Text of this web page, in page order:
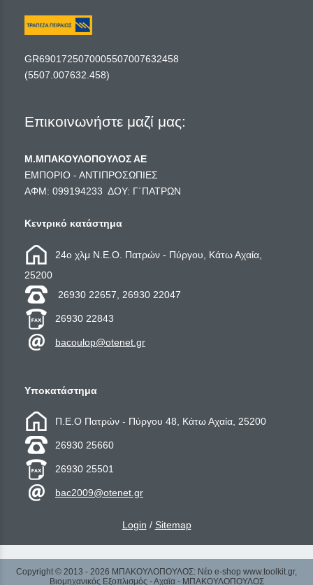
GR6901725070005507007632458
(5507.007632.458)
Επικοινωνήστε μαζί μας:
Μ.ΜΠΑΚΟΥΛΟΠΟΥΛΟΣ ΑΕ
ΕΜΠΟΡΙΟ - ΑΝΤΙΠΡΟΣΩΠΙΕΣ
ΑΦΜ: 099194233 ΔΟΥ: Γ΄ΠΑΤΡΩΝ
Κεντρικό κατάστημα
24ο χλμ Ν.Ε.Ο. Πατρών - Πύργου, Κάτω Αχαία,
25200
26930 22657, 26930 22047
26930 22843
bacoulop@otenet.gr
Υποκατάστημα
Π.Ε.Ο Πατρών - Πύργου 48, Κάτω Αχαία, 25200
26930 25660
26930 25501
bac2009@otenet.gr
Login / Sitemap
Copyright © 2013 - 2026 ΜΠΑΚΟΥΛΟΠΟΥΛΟΣ: Νέο e-shop www.toolkit.gr,
Βιομηχανικός Εξοπλισμός - Αχαϊα - ΜΠΑΚΟΥΛΟΠΟΥΛΟΣ